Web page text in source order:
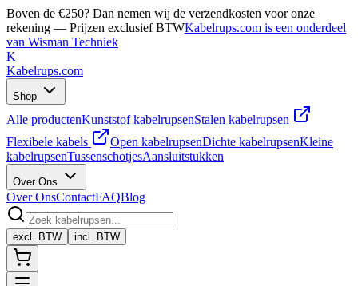
Boven de €250? Dan nemen wij de verzendkosten voor onze
rekening — Prijzen exclusief BTWKabelrups.com is een onderdeel
van Wisman Techniek
K
Kabelrups.com
Shop
Alle productenKunststof kabelrupsenStalen kabelrupsen
Flexibele kabels
Open kabelrupsenDichte kabelrupsenKleine
kabelrupsenTussenschotjesAansluitstukken
Over Ons
Over OnsContactFAQBlog
excl. BTW incl. BTW